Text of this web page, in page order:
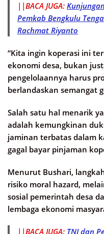
||BACA JUGA:
Pemkab Bengkulu
Rachmat Riyanto
“Kita ingin koperasi ini
ekonomi desa, bukan
pengelolaannya harus
berlandaskan semangat
Salah satu hal menarik
adalah kemungkinan
jaminan terbatas dalam
gagal bayar pinjaman
Menurut Bushari,
risiko moral hazard,
sosial pemerintah desa
lembaga ekonomi
||BACA JUGA: TNI dan